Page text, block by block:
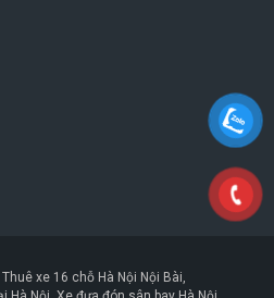
Thuê xe 16 chỗ Hà Nội Nội Bài